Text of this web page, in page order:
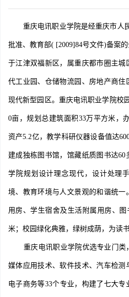
重庆电讯职业学院是经重庆市人民
批准、教育部( [2009]84号文件)备案
于江津双福新区，属重庆都市圈主
代工业园、仓储物流园、房地产商住
现代新型园区。重庆电讯职业学院校
0亩，规划总建筑面积33万平方米，
资产5.2亿，教学科研仪器设备值达
建成独栋图书馆，馆藏纸质图书达60
学院规划设计理念现代，设计处理
境、教育环境与人文景观的和谐统
用房、学生宿舍及生活附属用房、
米；校园绿化典雅，绿树成荫，为读
重庆电讯职业学院优选专业门类
媒体应用技术、软件技术、汽车检测
电子商务等33个专业，构建了七大